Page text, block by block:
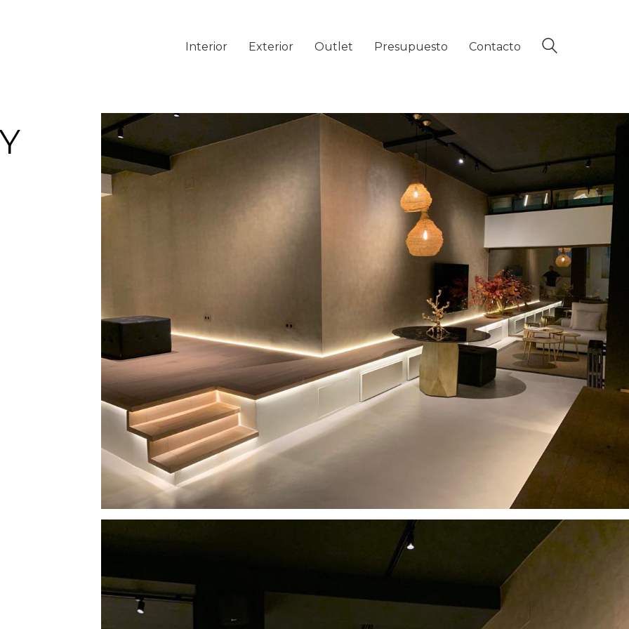
Interior Exterior Outlet Presupuesto Contacto